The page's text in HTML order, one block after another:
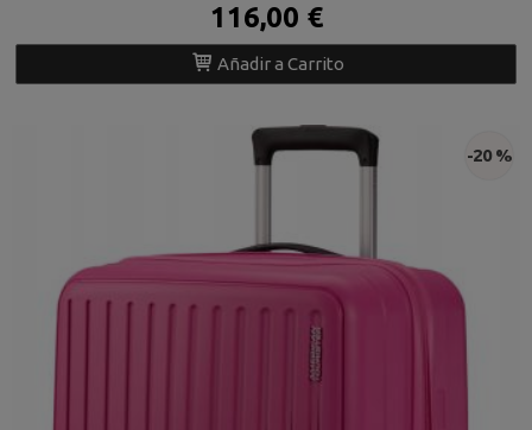
116,00 €
Añadir a Carrito
-20 %